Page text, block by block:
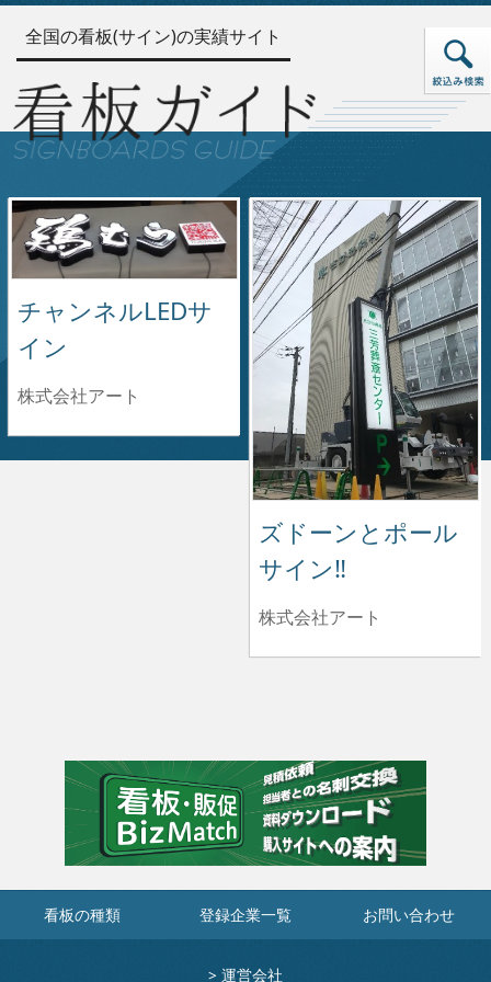
全国の看板(サイン)の実績サイト
チャンネルLEDサ
イン
株式会社アート
ズドーンとポール
サイン‼️
株式会社アート
看板の種類 登録企業一覧 お問い合わせ
> 運営会社